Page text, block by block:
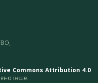
Commons Attribution 4.0
інше.